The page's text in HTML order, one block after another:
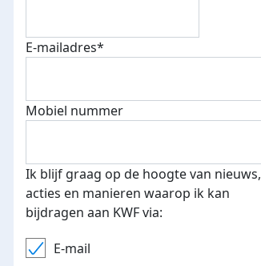
E-mails verstuurd
€500 euro opgehaald: t-shirt
E-mailadres*
Mobiel nummer
Ik blijf graag op de hoogte van nieuws,
acties en manieren waarop ik kan
bijdragen aan KWF via:
E-mail